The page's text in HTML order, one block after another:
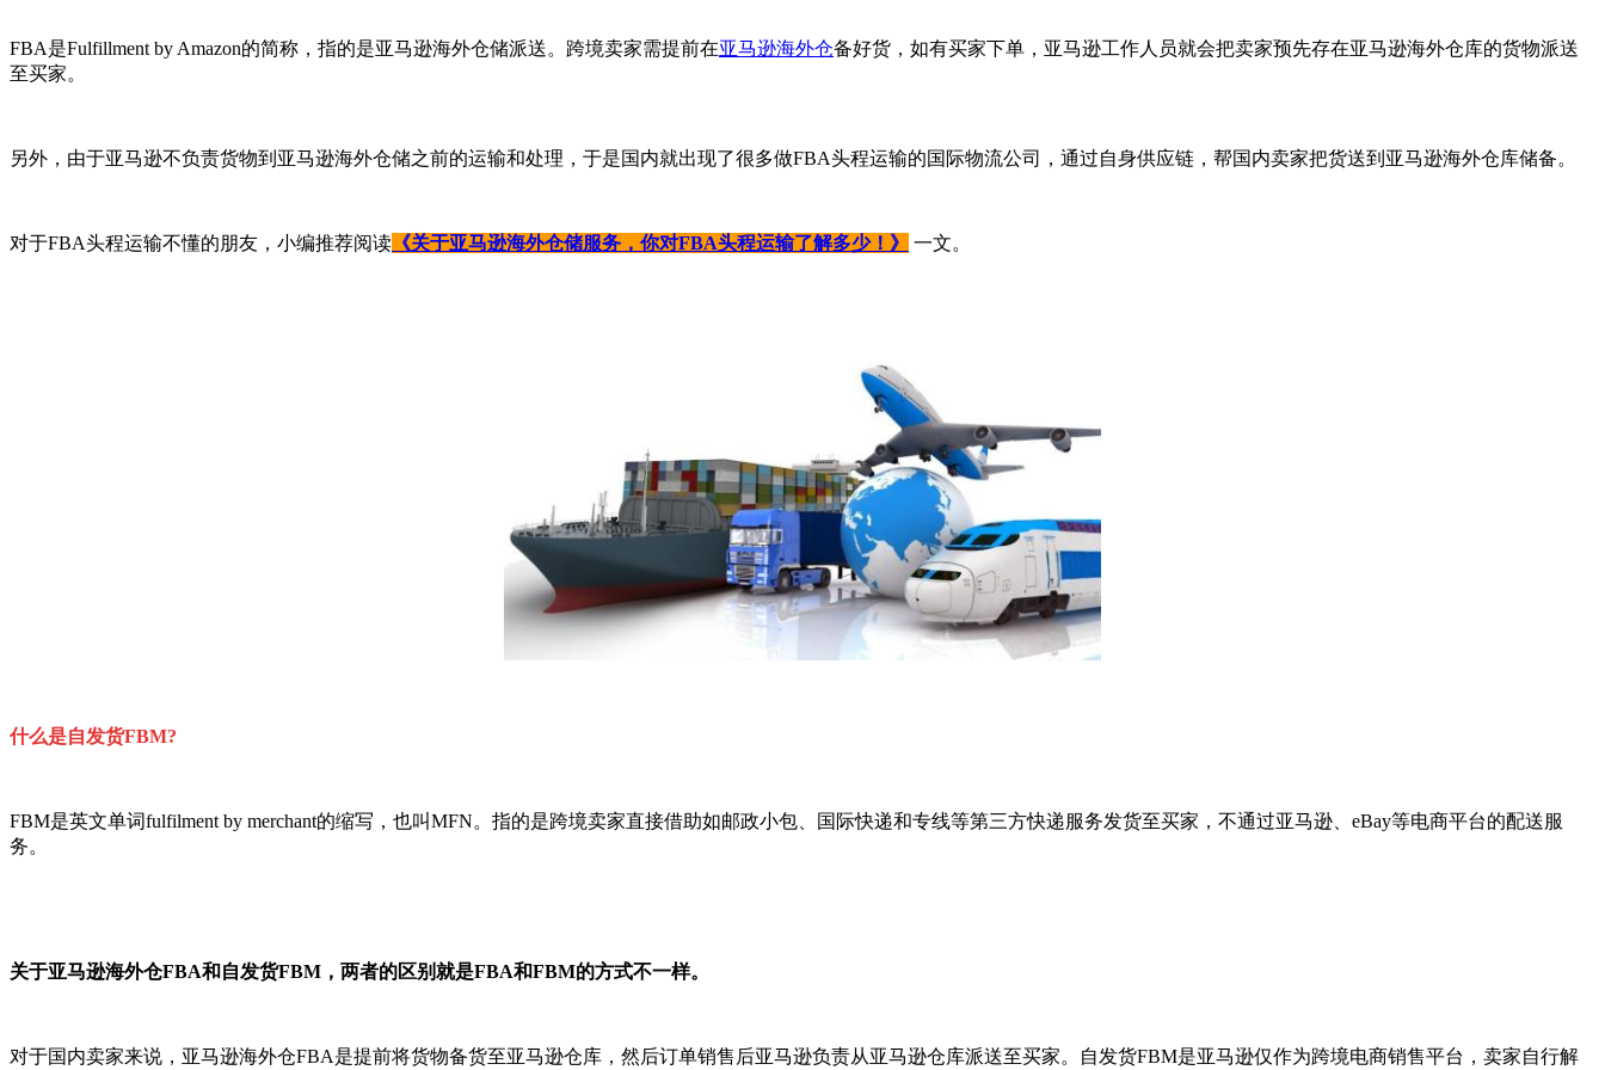
FBA是Fulfillment by Amazon的简称，指的是亚马逊海外仓储派送。跨境卖家需提前在亚马逊海外仓备好货，如有买家下单，亚马逊工作人员就会把卖家预先存在亚马逊海外仓库的货物派送
至买家。
另外，由于亚马逊不负责货物到亚马逊海外仓储之前的运输和处理，于是国内就出现了很多做FBA头程运输的国际物流公司，通过自身供应链，帮国内卖家把货送到亚马逊海外仓库储备。
对于FBA头程运输不懂的朋友，小编推荐阅读 《关于亚马逊海外仓储服务，你对FBA头程运输了解多少！》 一文。
什么是自发货FBM?
FBM是英文单词fulfilment by merchant的缩写，也叫MFN。指的是跨境卖家直接借助如邮政小包、国际快递和专线等第三方快递服务发货至买家，不通过亚马逊、eBay等电商平台的配送服
务。
关于亚马逊海外仓FBA和自发货FBM，两者的区别就是FBA和FBM的方式不一样。
对于国内卖家来说，亚马逊海外仓FBA是提前将货物备货至亚马逊仓库，然后订单销售后亚马逊负责从亚马逊仓库派送至买家。自发货FBM是亚马逊仅作为跨境电商销售平台，卖家自行解